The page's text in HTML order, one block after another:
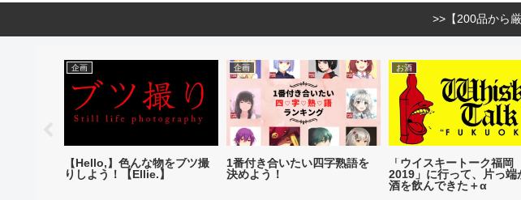
>>【200品から
企画
【Hello,】色んな物をブツ撮
りしよう！【Ellie.】
企画
1番付き合いたい四字熟語を
決めよう！
お酒
「ウイスキートーク福岡
2019」に行って、片っ端
酒を飲んできた＋α